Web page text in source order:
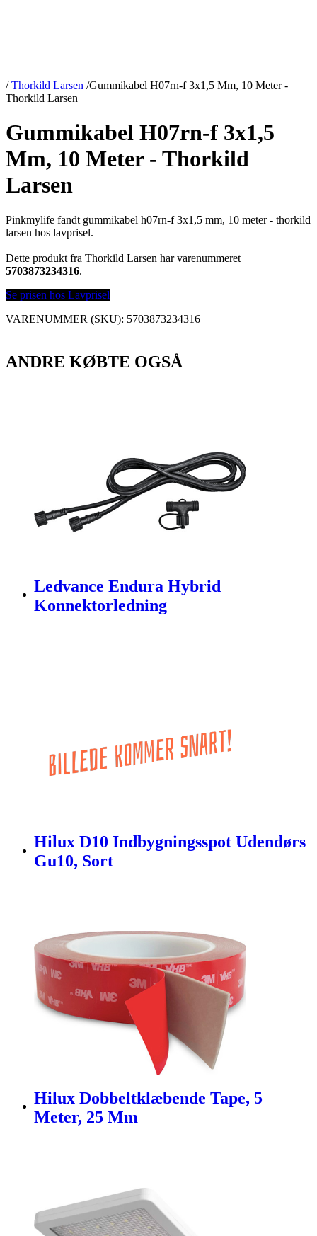
/ Thorkild Larsen /Gummikabel H07rn-f 3x1,5 Mm, 10 Meter -
Thorkild Larsen
Gummikabel H07rn-f 3x1,5
Mm, 10 Meter - Thorkild
Larsen
Pinkmylife fandt gummikabel h07rn-f 3x1,5 mm, 10 meter - thorkild
larsen hos lavprisel.
Dette produkt fra Thorkild Larsen har varenummeret
5703873234316.
Se prisen hos Lavprisel
VARENUMMER (SKU): 5703873234316
ANDRE KØBTE OGSÅ
Ledvance Endura Hybrid
Konnektorledning
Hilux D10 Indbygningsspot Udendørs
Gu10, Sort
Hilux Dobbeltklæbende Tape, 5
Meter, 25 Mm